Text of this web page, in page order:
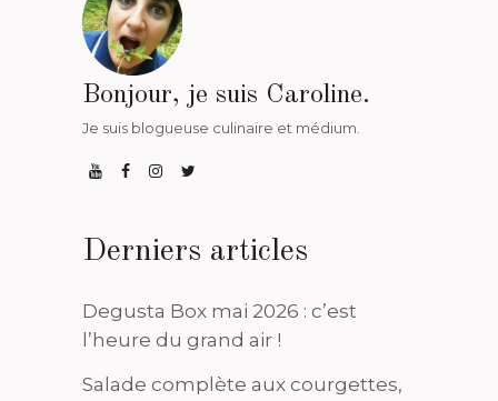
Bonjour, je suis Caroline.
Je suis blogueuse culinaire et médium.
Derniers articles
Degusta Box mai 2026 : c’est
l’heure du grand air !
Salade complète aux courgettes,